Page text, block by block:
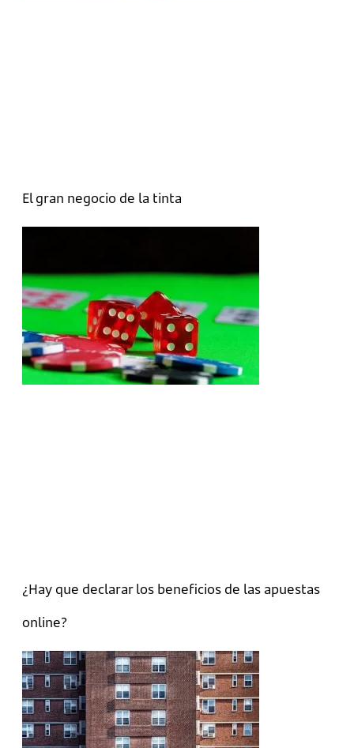
El gran negocio de la tinta
¿Hay que declarar los beneficios de las apuestas
online?